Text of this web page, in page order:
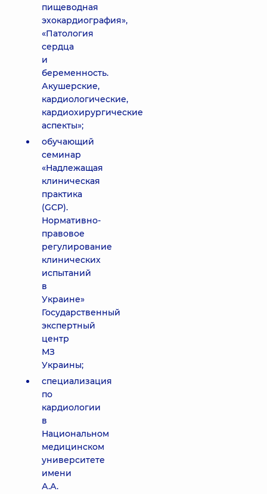
пищеводная
эхокардиография»,
«Патология
сердца
и
беременность.
Акушерские,
кардиологические,
кардиохирургические
аспекты»;
обучающий
семинар
«Надлежащая
клиническая
практика
(GCP).
Нормативно-
правовое
регулирование
клинических
испытаний
в
Украине»
Государственный
экспертный
центр
МЗ
Украины;
специализация
по
кардиологии
в
Национальном
медицинском
университете
имени
А.А.